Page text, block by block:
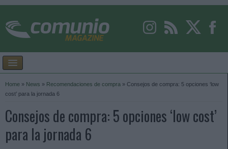
Home » News » Recomendaciones de compra » Consejos de compra: 5 opciones ‘low
cost’ para la jornada 6
Consejos de compra: 5 opciones ‘low cost’
para la jornada 6